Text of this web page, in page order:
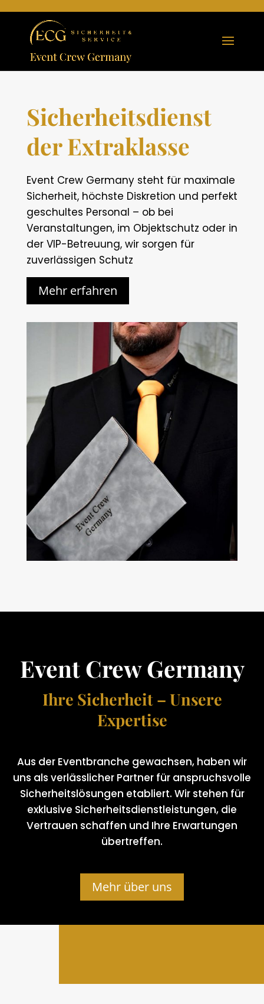
Sicherheitsdienst
der Extraklasse
Event Crew Germany steht für maximale
Sicherheit, höchste Diskretion und perfekt
geschultes Personal – ob bei
Veranstaltungen, im Objektschutz oder in
der VIP-Betreuung, wir sorgen für
zuverlässigen Schutz
Mehr erfahren
Event Crew Germany
Ihre Sicherheit – Unsere
Expertise
Aus der Eventbranche gewachsen, haben wir
uns als verlässlicher Partner für anspruchsvolle
Sicherheitslösungen etabliert. Wir stehen für
exklusive Sicherheitsdienstleistungen, die
Vertrauen schaffen und Ihre Erwartungen
übertreffen.
Mehr über uns